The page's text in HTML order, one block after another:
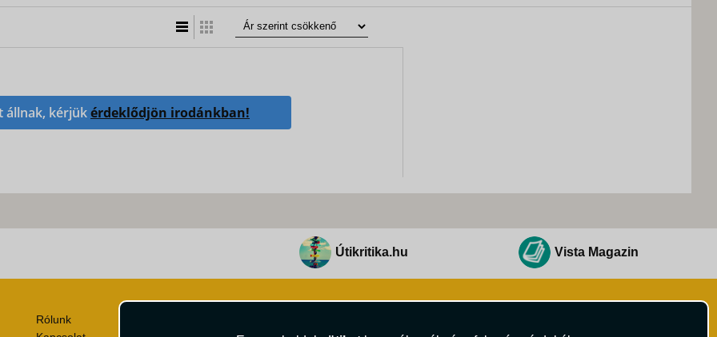
állnak, kérjükérdeklődjön irodánkban!
Útikritika.hu Vista Magazin
Rólunk